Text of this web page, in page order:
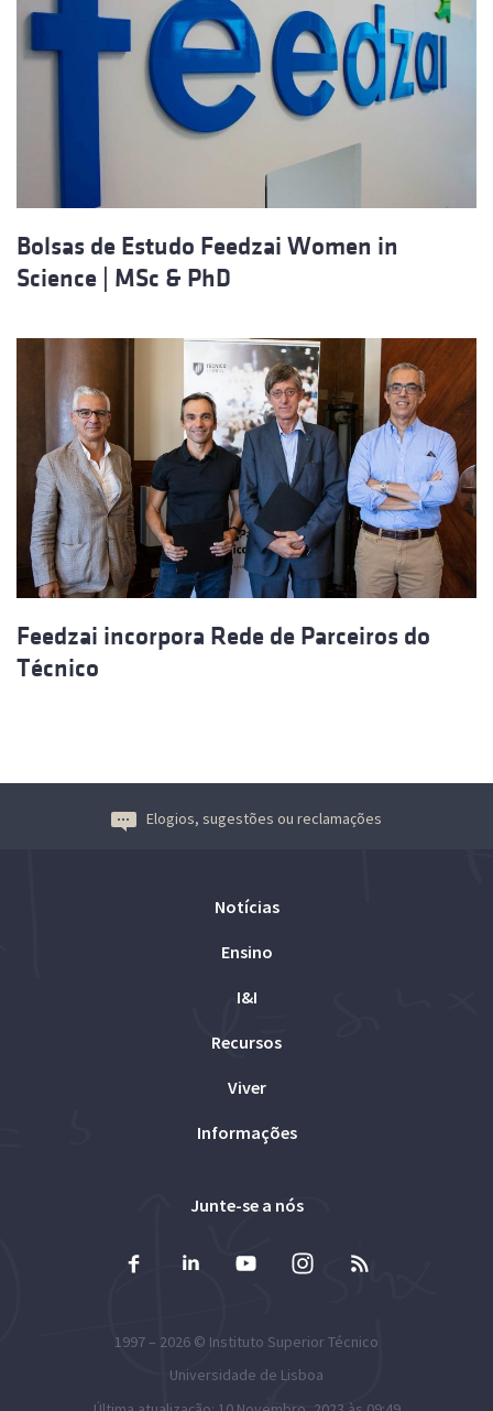
Bolsas de Estudo Feedzai Women in
Science | MSc & PhD
Feedzai incorpora Rede de Parceiros do
Técnico
Elogios, sugestões ou reclamações
Notícias
Ensino
I&I
Recursos
Viver
Informações
Junte-se a nós
1997 – 2026 © Instituto Superior Técnico
Universidade de Lisboa